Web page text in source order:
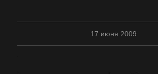
17 июня 2009